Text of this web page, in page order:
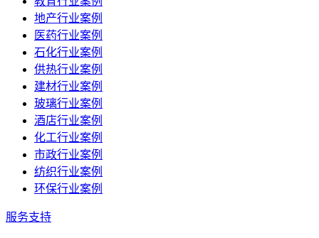
地产行业案例
医药行业案例
石化行业案例
供热行业案例
建材行业案例
玻璃行业案例
酒店行业案例
化工行业案例
市政行业案例
纺织行业案例
环保行业案例
服务支持